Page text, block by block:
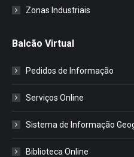
Zonas Industriais
Balcão Virtual
Pedidos de Informação
Serviços Online
Sistema de Informação
Biblioteca Online